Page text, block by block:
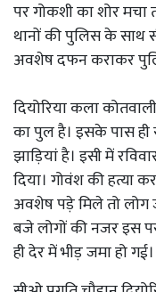
पर गोकशी का शोर मचा
थानों की पुलिस के साथ
अवशेष दफन कराकर
दियोरिया कला
का पुल है। इसके पास ही
झाड़ियां है। इसी में
दिया। गोवंश की हत्या
अवशेष पड़े मिले तो लोग
बजे लोगों की नजर इस पर
ही देर में भीड़ जमा हो